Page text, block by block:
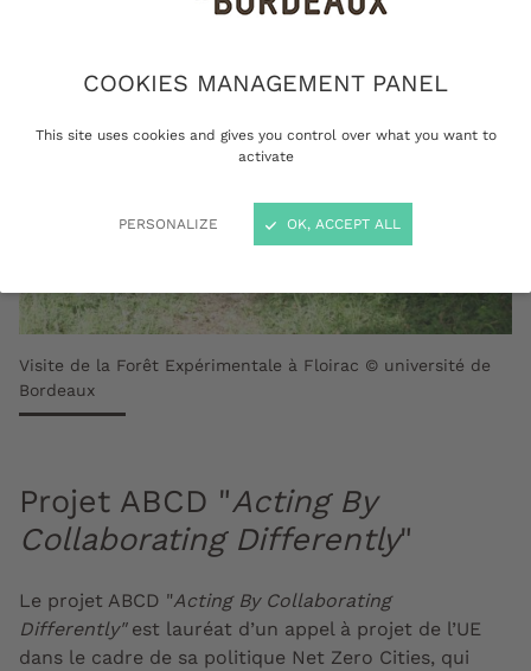
COOKIES MANAGEMENT PANEL
This site uses cookies and gives you control over what you want to
activate
PERSONALIZE OK, ACCEPT ALL
Visite de la Forêt Expérimentale à Floirac © université de
Bordeaux
Projet ABCD "Acting By
Collaborating Differently"
Le projet ABCD "Acting By Collaborating
Differently"est lauréat d’un appel à projet de l’UE
dans le cadre de sa politique Net Zero Cities, qui